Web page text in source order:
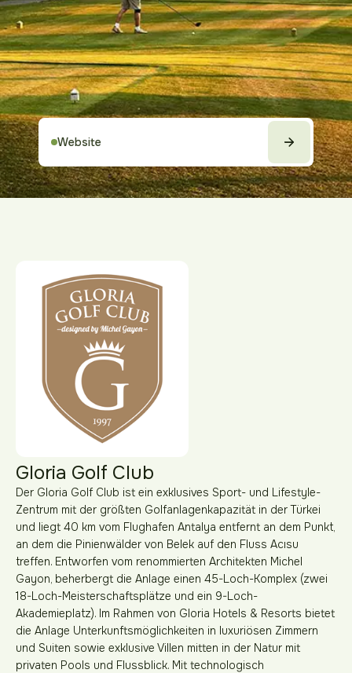
Website
Gloria Golf Club
Der Gloria Golf Club ist ein exklusives Sport- und Lifestyle-
Zentrum mit der größten Golfanlagenkapazität in der Türkei
und liegt 40 km vom Flughafen Antalya entfernt an dem Punkt,
an dem die Pinienwälder von Belek auf den Fluss Acısu
treffen. Entworfen vom renommierten Architekten Michel
Gayon, beherbergt die Anlage einen 45-Loch-Komplex (zwei
18-Loch-Meisterschaftsplätze und ein 9-Loch-
Akademieplatz). Im Rahmen von Gloria Hotels & Resorts bietet
die Anlage Unterkunftsmöglichkeiten in luxuriösen Zimmern
und Suiten sowie exklusive Villen mitten in der Natur mit
privaten Pools und Flussblick. Mit technologisch